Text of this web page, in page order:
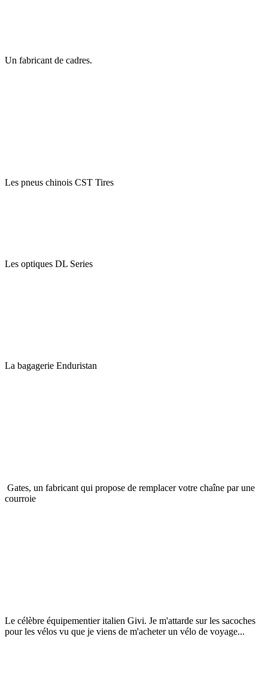
Un fabricant de cadres.
Les pneus chinois CST Tires
Les optiques DL Series
La bagagerie Enduristan
Gates, un fabricant qui propose de remplacer votre chaîne par une
courroie
Le célèbre équipementier italien Givi. Je m'attarde sur les sacoches
pour les vélos vu que je viens de m'acheter un vélo de voyage...